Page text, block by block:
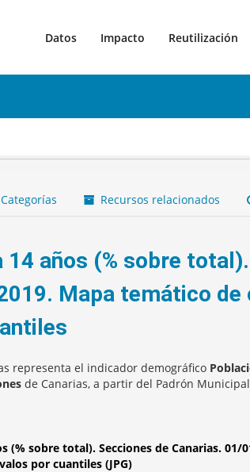
Datos Impacto Reutilización
Categorías Recursos relacionados
14 años (% sobre
Mapa temático
representa el indicador demográfico
de Canarias, a partir del Padrón
(% sobre total). Secciones de Canarias. 01/
por cuantiles (JPG)